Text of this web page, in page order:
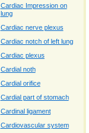
Cardiac Impression on
lung
Cardiac nerve plexus
Cardiac notch of left lung
Cardiac plexus
Cardial noth
Cardial orifice
Cardial part of stomach
Cardinal ligament
Cardiovascular system